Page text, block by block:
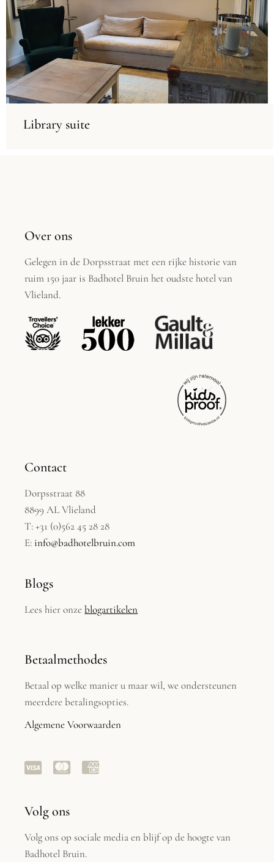
Library suite
Over ons
Gelegen in de Dorpsstraat met een rijke historie van
ruim 150 jaar is Badhotel Bruin het oudste hotel van
Vlieland.
Contact
Dorpsstraat 88
8899 AL Vlieland
T: +31 (0)562 45 28 28
E:info@badhotelbruin.com
Blogs
Lees hier onzeblogartikelen
Betaalmethodes
Betaal op welke manier u maar wil, we ondersteunen
meerdere betalingsopties.
Algemene Voorwaarden
Volg ons
Volg ons op sociale media en blijf op de hoogte van
Badhotel Bruin.